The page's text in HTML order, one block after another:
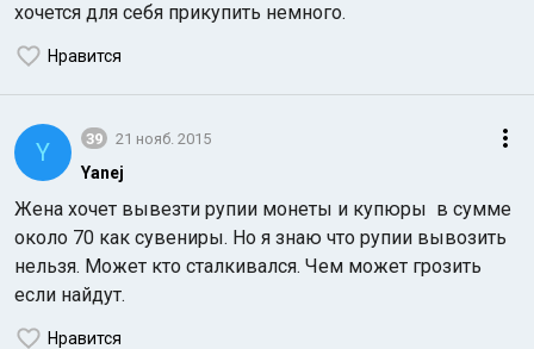
хочется для себя прикупить немного.
Нравится
Y 39 21 нояб. 2015
Yanej
Жена хочет вывезти рупии монеты и купюры в сумме
около 70 как сувениры. Но я знаю что рупии вывозить
нельзя. Может кто сталкивался. Чем может грозить
если найдут.
Нравится